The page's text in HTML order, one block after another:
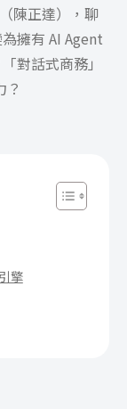
陳正達），聊
擁有 AI Agent
對話式商務」
？
擎